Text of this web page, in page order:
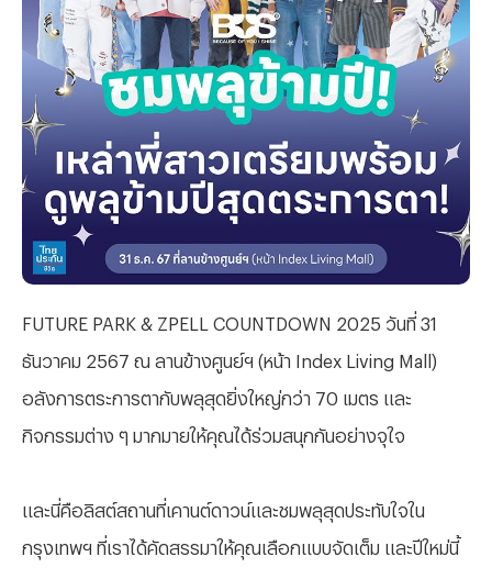
FUTURE PARK & ZPELL COUNTDOWN 2025 วันที่ 31
ธันวาคม 2567 ณ ลานข้างศูนย์ฯ (หน้า Index Living Mall)
อลังการตระการตากับพลุสุดยิ่งใหญ่กว่า 70 เมตร และ
กิจกรรมต่าง ๆ มากมายให้คุณได้ร่วมสนุกกันอย่างจุใจ
และนี่คือลิสต์สถานที่เคานต์ดาวน์และชมพลุสุดประทับใจใน
กรุงเทพฯ ที่เราได้คัดสรรมาให้คุณเลือกแบบจัดเต็ม และปีใหม่นี้